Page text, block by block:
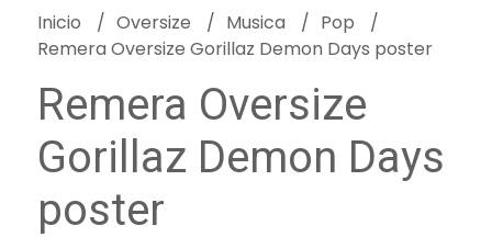
Inicio Oversize Musica
Pop
Remera Oversize Gorillaz Demon Days poster
Remera Oversize
Gorillaz Demon Days
poster